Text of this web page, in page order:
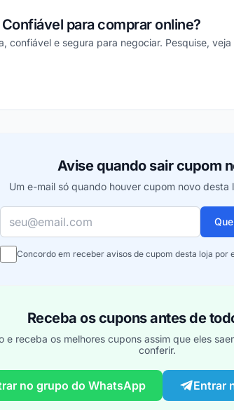
para comprar online?
confiável e segura para negociar. Pesquise,
Avise quando sair cupom
Um e-mail só quando houver cupom novo desta
Seu e-mail
Concordo em receber avisos de cupom desta loja por
Receba os cupons antes de
e receba os melhores cupons assim que eles
conferir.
no grupo do WhatsApp Entrar